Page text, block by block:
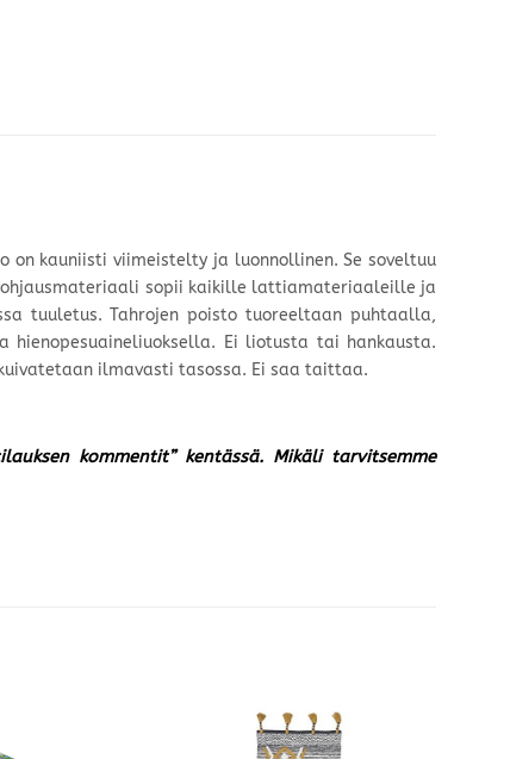
kauniisti viimeistelty ja luonnollinen. Se soveltuu
sopii kaikille lattiamateriaaleille ja
tuuletus. Tahrojen poisto tuoreeltaan puhtaalla,
hienopesuaineliuoksella. Ei liotusta tai hankausta.
ilmavasti tasossa. Ei saa taittaa.
kommentit” kentässä. Mikäli tarvitsemme